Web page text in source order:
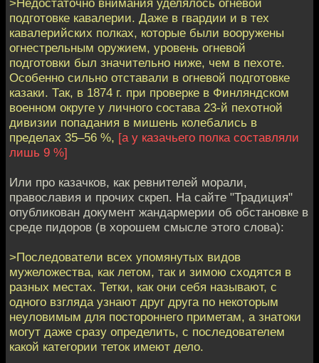
подготовке кавалерии. Даже в гвардии и в тех
кавалерийских полках, которые были вооружены
огнестрельным оружием, уровень огневой
подготовки был значительно ниже, чем в пехоте.
Особенно сильно отставали в огневой подготовке
казаки. Так, в 1874 г. при проверке в Финляндском
военном округе у личного состава 23-й пехотной
дивизии попадания в мишень колебались в
пределах 35–56 %, [а у казачьего полка составляли
лишь 9 %]
Или про казачков, как ревнителей морали,
православия и прочих скреп. На сайте "Традиция"
опубликован документ жандармерии об обстановке в
среде пидоров (в хорошем смысле этого слова):
>Последователи всех упомянутых видов
мужеложества, как летом, так и зимою сходятся в
разных местах. Тетки, как они себя называют, с
одного взгляда узнают друг друга по некоторым
неуловимым для постороннего приметам, а знатоки
могут даже сразу определить, с последователем
какой категории теток имеют дело.